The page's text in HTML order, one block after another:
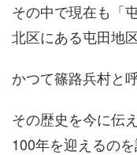
その中で現在も「
北区にある屯田地
かつて篠路兵村と
その歴史を今に伝
100年を迎えるの